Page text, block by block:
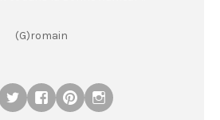
(G)romain